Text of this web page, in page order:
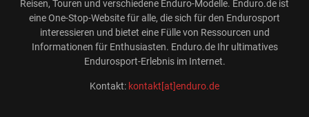
Reisen, Touren und verschiedene Enduro-Modelle. Enduro.de ist
eine One-Stop-Website für alle, die sich für den Endurosport
interessieren und bietet eine Fülle von Ressourcen und
Informationen für Enthusiasten. Enduro.de Ihr ultimatives
Endurosport-Erlebnis im Internet.
Kontakt: kontakt[at]enduro.de